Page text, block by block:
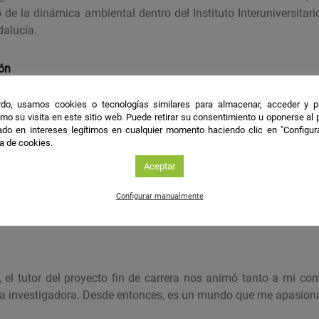
de la dinámica ambiental dentro del Instituto
Ingeniería marítima y costera, Gestión integral de
de trabajo a ingenieros medioambientales que
del conocimiento a sus trabajos.
el tutor del proyecto fin de carrera nos animó tanto a mi
investigadora. Desde entonces, es un mundo que me
usamos cookies o tecnologías similares para almacenar, acceder y
su visita en este sitio web. Puede retirar su consentimiento u oponerse al
en intereses legítimos en cualquier momento haciendo clic en
de cookies.
Aceptar
Configurar manualmente